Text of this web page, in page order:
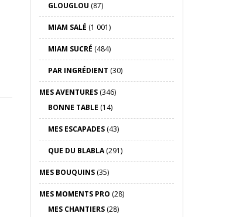
GLOUGLOU (87)
MIAM SALÉ (1 001)
MIAM SUCRÉ (484)
PAR INGRÉDIENT (30)
MES AVENTURES(346)
BONNE TABLE (14)
MES ESCAPADES(43)
QUE DU BLABLA(291)
MES BOUQUINS(35)
MES MOMENTS PRO (28)
MES CHANTIERS(28)